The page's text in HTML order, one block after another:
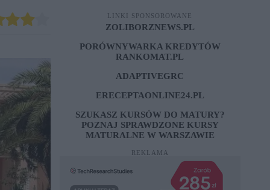
LINKI SPONSOROWANE
ZOLIBORZNEWS.PL
PORÓWNYWARKA KREDYTÓW
RANKOMAT.PL
ADAPTIVEGRC
ERECEPTAONLINE24.PL
SZUKASZ KURSÓW DO MATURY?
POZNAJ SPRAWDZONE KURSY
MATURALNE W WARSZAWIE
REKLAMA